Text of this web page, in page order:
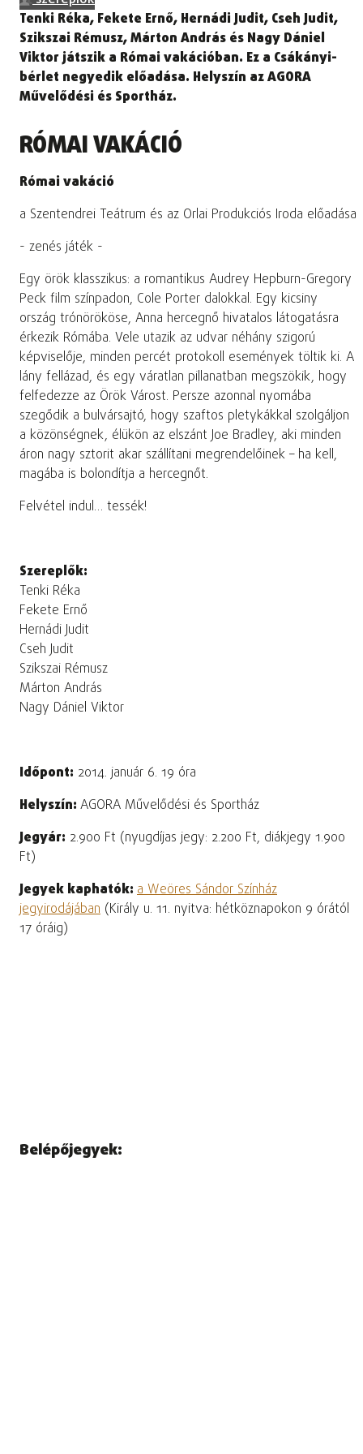
Tenki Réka, Fekete Ernő, Hernádi Judit, Cseh Judit,
Szikszai Rémusz, Márton András és Nagy Dániel
Viktor játszik a Római vakációban. Ez a Csákányi-
bérlet negyedik előadása. Helyszín az AGORA
Művelődési és Sportház.
RÓMAI VAKÁCIÓ
Római vakáció
a Szentendrei Teátrum és az Orlai Produkciós Iroda előadása
- zenés játék -
Egy örök klasszikus: a romantikus Audrey Hepburn-Gregory
Peck film színpadon, Cole Porter dalokkal. Egy kicsiny
ország trónörököse, Anna hercegnő hivatalos látogatásra
érkezik Rómába. Vele utazik az udvar néhány szigorú
képviselője, minden percét protokoll események töltik ki. A
lány fellázad, és egy váratlan pillanatban megszökik, hogy
felfedezze az Örök Várost. Persze azonnal nyomába
szegődik a bulvársajtó, hogy szaftos pletykákkal szolgáljon
a közönségnek, élükön az elszánt Joe Bradley, aki minden
áron nagy sztorit akar szállítani megrendelőinek – ha kell,
magába is bolondítja a hercegnőt.
Felvétel indul… tessék!
Szereplők:
Tenki Réka
Fekete Ernő
Hernádi Judit
Cseh Judit
Szikszai Rémusz
Márton András
Nagy Dániel Viktor
Időpont: 2014. január 6. 19 óra
Helyszín: AGORA Művelődési és Sportház
Jegyár: 2.900 Ft (nyugdíjas jegy: 2.200 Ft, diákjegy 1.900
Ft)
Jegyek kaphatók: a Weöres Sándor Színház
jegyirodájában (Király u. 11. nyitva: hétköznapokon 9 órától
17 óráig)
Belépőjegyek: